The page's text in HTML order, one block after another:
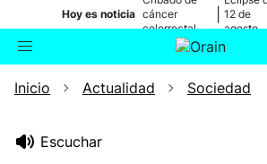
Hoy es noticia cáncer
colorrectal
12 de
agosto
Buscador Actualidad
Inicio Actualidad Sociedad
Escuchar